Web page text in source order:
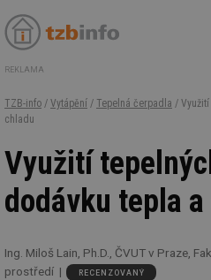
REKLAMA
TZB-info / Vytápění / Tepelná čerpadla /
chladu
Využití
dodávku tepla
Ing. Miloš Lain, Ph.D., ČVUT v Praze,
prostředí
RECENZOVANÝ